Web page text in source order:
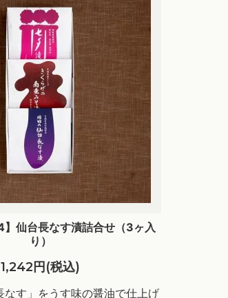
】仙台長なす漬詰合せ（3ヶ入
り）
1,242円(税込)
なす」をうす味の醤油で仕上げ